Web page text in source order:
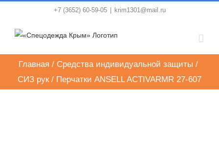
content
+7 (3652) 60-59-05 krim1301@mail.ru
Главная / Средства индивидуальной защиты /
СИЗ рук / Перчатки ANSELL ACTIVARMR 27-607